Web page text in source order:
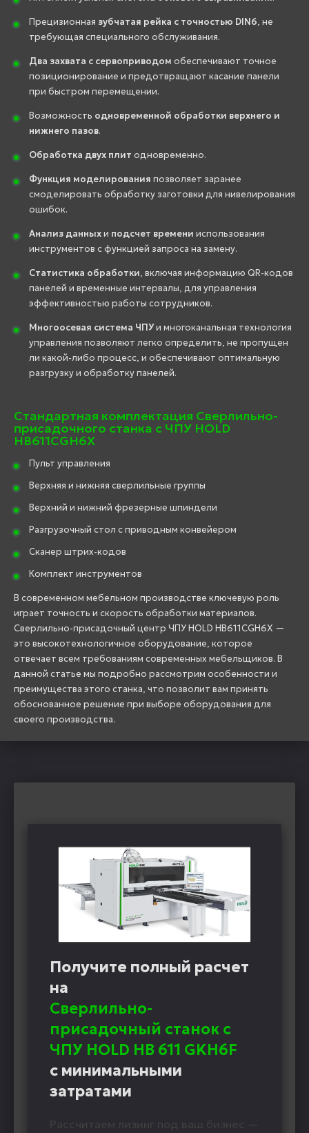
Прецизионная зубчатая рейка с точностью DIN6, не
требующая специального обслуживания.
Два захвата с сервоприводом обеспечивают точное
позиционирование и предотвращают касание панели
при быстром перемещении.
Возможность одновременной обработки верхнего и
нижнего пазов.
Обработка двух плит одновременно.
Функция моделирования позволяет заранее
смоделировать обработку заготовки для нивелирования
ошибок.
Анализ данныхи подсчет времени использования
инструментов с функцией запроса на замену.
Статистика обработки, включая информацию QR-кодов
панелей и временные интервалы, для управления
эффективностью работы сотрудников.
Многоосевая система ЧПУи многоканальная технология
управления позволяют легко определить, не пропущен
ли какой-либо процесс, и обеспечивают оптимальную
разгрузку и обработку панелей.
Стандартная комплектация Сверлильно-
присадочного станка с ЧПУ HOLD
HB611CGH6X
Пульт управления
Верхняя и нижняя сверлильные группы
Верхний и нижний фрезерные шпиндели
Разгрузочный стол с приводным конвейером
Сканер штрих-кодов
Комплект инструментов
В современном мебельном производстве ключевую роль
играет точность и скорость обработки материалов.
Сверлильно-присадочный центр ЧПУ HOLD HB611CGH6X —
это высокотехнологичное оборудование, которое
отвечает всем требованиям современных мебельщиков. В
данной статье мы подробно рассмотрим особенности и
преимущества этого станка, что позволит вам принять
обоснованное решение при выборе оборудования для
своего производства.
Получите полный расчет
на
Сверлильно-
присадочный станок с
ЧПУ HOLD HB 611 GKH6F
с минимальными
затратами
Рассчитаем лизинг под ваш бизнес —